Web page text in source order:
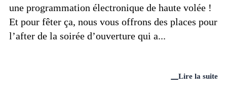
une programmation électronique de haute volée !
Et pour fêter ça, nous vous offrons des places pour
l’after de la soirée d’ouverture qui a...
Lire la suite